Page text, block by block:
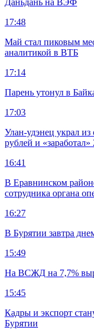
17:48
Май стал пиковым
аналитикой в ВТБ
17:14
Парень утонул в
17:03
Улан-удэнец украл
рублей и
16:41
В Еравнинском
сотрудника органа
16:27
В Бурятии завтра
15:49
На ВСЖД на 7,7%
15:45
Кадры и экспорт
Бурятии